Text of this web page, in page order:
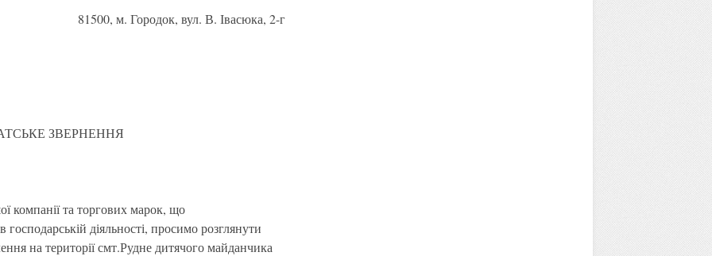
81500, м. Городок, вул. В. Івасюка, 2-г
ЗВЕРНЕННЯ
компанії та торгових марок, що
діяльності, просимо розглянути
на території смт.Рудне дитячого майданчика